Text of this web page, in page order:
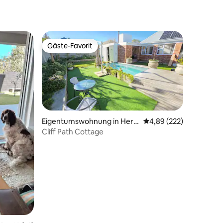
Bewertungen
Gäste-Favorit
Gäste-Favorit
Eigentumswohnung in Her
manus
Durchschnittliche
4,89 (222)
Cliff Path Cottage